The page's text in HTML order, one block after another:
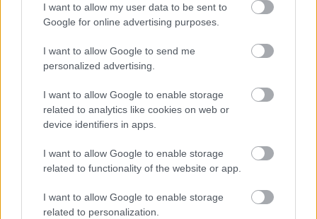
I want to allow my user data to be sent to
Google for online advertising purposes.
I want to allow Google to send me
personalized advertising.
I want to allow Google to enable storage
related to analytics like cookies on web or
device identifiers in apps.
I want to allow Google to enable storage
related to functionality of the website or app.
I want to allow Google to enable storage
related to personalization.
LÉTEZIK GYÓGYÍTÓ MÚZEUM?!
KRASZNAHORKAI LÁSZLÓ NOBEL-DÍJAS ÍRÓ
VILÁGA SZENTENDRÉN – OKTÓBER VÉGÉIG